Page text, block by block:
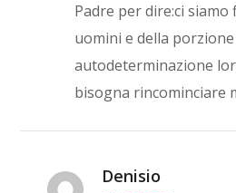
Padre per dire:ci
uomini e della
autodeterminazione
bisogna rincominciare
Denisio